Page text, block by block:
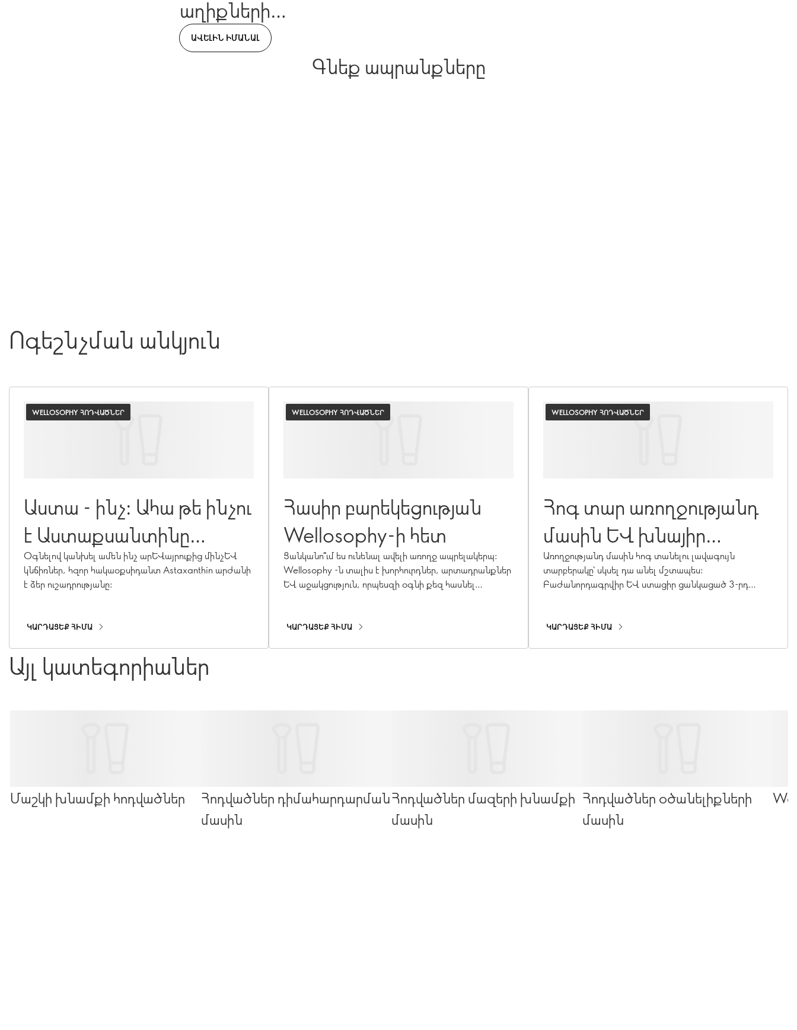
աղիքների
առողջության համար
ԱՎԵԼԻՆ ԻՄԱՆԱԼ
Գնեք ապրանքները
Ոգեշնչման անկյուն
WELLOSOPHY ՀՈԴՎԱԾՆԵՐ
Աստա - ինչ: Ահա թե ինչու
է Աստաքսանտինը
պարտադիր առողջ մաշկի
համար
Օգնելով կանխել ամեն ինչ արևայրուքից մինչև
կնճիռներ, հզոր հակաօքսիդանտ Astaxanthin արժանի
է ձեր ուշադրությանը:
ԿԱՐԴԱՑԵՔ ՀԻՄԱ
WELLOSOPHY ՀՈԴՎԱԾՆԵՐ
Հասիր բարեկեցության
Wellosophy-ի հետ
Ցանկանո՞ւմ ես ունենալ ավելի առողջ ապրելակերպ:
Wellosophy -ն տալիս է խորհուրդներ, արտադրանքներ
և աջակցություն, որպեսզի օգնի քեզ հասնել
ԿԱՐԴԱՑԵՔ ՀԻՄԱ
WELLOSOPHY ՀՈԴՎԱԾՆԵՐ
Հոգ տար առողջությանդ
մասին և խնայիր
գումար
Առողջությանդ մասին հոգ տանելու լավագույն
տարբերակը՝ սկսել դա անել մշտապես:
Բաժանորդագրվիր և ստացիր ցանկացած 3-րդ
ԿԱՐԴԱՑԵՔ ՀԻՄԱ
Այլ կատեգորիաներ
Մաշկի խնամքի հոդվածներ
Հոդվածներ դիմահարդարման
մասին
Հոդվածներ մազերի խնամքի
մասին
Հոդվածներ օծանելիքների
մասին